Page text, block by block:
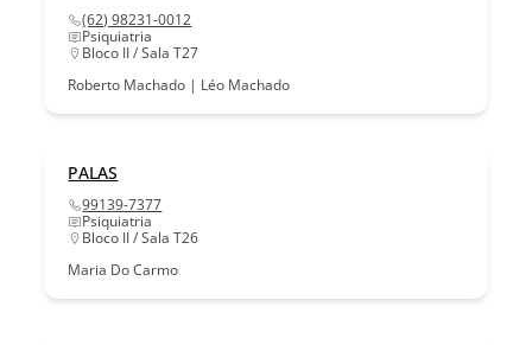
(62) 98231-0012
Psiquiatria
Bloco II / Sala T27
Roberto Machado | Léo Machado
PALAS
99139-7377
Psiquiatria
Bloco II / Sala T26
Maria Do Carmo